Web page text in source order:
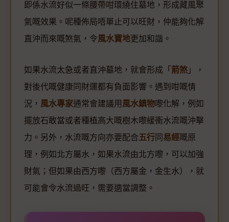
即係水流好似一條腰帶咁環繞住墓地，形成藏風聚
氣嘅效果。呢種佈局唔單止可以旺財，仲能夠化解
直沖而來嘅煞氣，令風水寶地更加和諧。
如果水流太急或者直沖墓地，就會形成「 箭煞 」，
對後代嘅健康同財運都有負面影響。遇到咁嘅情
況， 風水專家通常會建議用 風水鎮物嚟化解，例如
擺放石敢當或者種植高大嘅樹木嚟緩衝水流嘅沖擊
力。另外，水流嘅方向亦要配合五行 同 易經嘅原
理，例如北方屬水，如果水流由北方嚟，可以加強
財氣；但如果由西方嚟（西方屬金，金生水），就
可能會令水流過旺，需要適當調整。